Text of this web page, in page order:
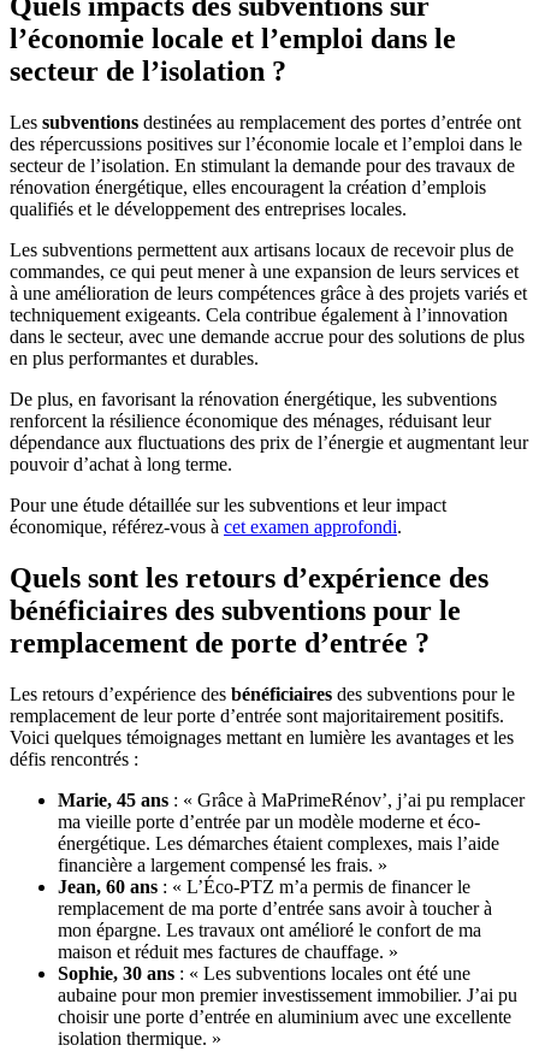
Quels impacts des subventions sur
l’économie locale et l’emploi dans le
secteur de l’isolation ?
Les subventions destinées au remplacement des portes d’entrée ont
des répercussions positives sur l’économie locale et l’emploi dans le
secteur de l’isolation. En stimulant la demande pour des travaux de
rénovation énergétique, elles encouragent la création d’emplois
qualifiés et le développement des entreprises locales.
Les subventions permettent aux artisans locaux de recevoir plus de
commandes, ce qui peut mener à une expansion de leurs services et
à une amélioration de leurs compétences grâce à des projets variés et
techniquement exigeants. Cela contribue également à l’innovation
dans le secteur, avec une demande accrue pour des solutions de plus
en plus performantes et durables.
De plus, en favorisant la rénovation énergétique, les subventions
renforcent la résilience économique des ménages, réduisant leur
dépendance aux fluctuations des prix de l’énergie et augmentant leur
pouvoir d’achat à long terme.
Pour une étude détaillée sur les subventions et leur impact
économique, référez-vous à cet examen approfondi.
Quels sont les retours d’expérience des
bénéficiaires des subventions pour le
remplacement de porte d’entrée ?
Les retours d’expérience des bénéficiaires des subventions pour le
remplacement de leur porte d’entrée sont majoritairement positifs.
Voici quelques témoignages mettant en lumière les avantages et les
défis rencontrés :
Marie, 45 ans : « Grâce à MaPrimeRénov’, j’ai pu remplacer
ma vieille porte d’entrée par un modèle moderne et éco-
énergétique. Les démarches étaient complexes, mais l’aide
financière a largement compensé les frais. »
Jean, 60 ans : « L’Éco-PTZ m’a permis de financer le
remplacement de ma porte d’entrée sans avoir à toucher à
mon épargne. Les travaux ont amélioré le confort de ma
maison et réduit mes factures de chauffage. »
Sophie, 30 ans : « Les subventions locales ont été une
aubaine pour mon premier investissement immobilier. J’ai pu
choisir une porte d’entrée en aluminium avec une excellente
isolation thermique. »